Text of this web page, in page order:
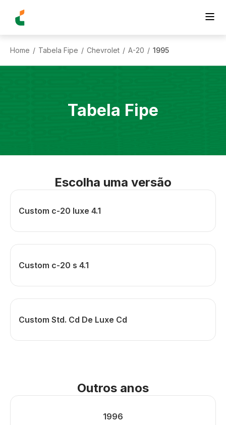
Home / Tabela Fipe / Chevrolet / A-20 / 1995
Tabela Fipe
Escolha uma versão
Custom c-20 luxe 4.1
Custom c-20 s 4.1
Custom Std. Cd De Luxe Cd
Outros anos
1996